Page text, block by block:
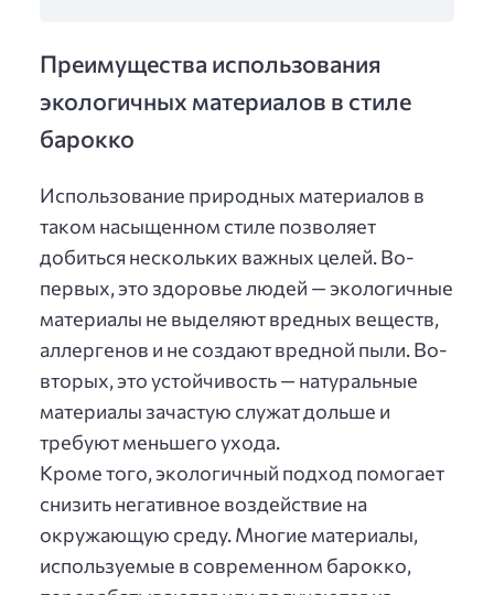
Преимущества использования
экологичных материалов в стиле
барокко
Использование природных материалов в
таком насыщенном стиле позволяет
добиться нескольких важных целей. Во-
первых, это здоровье людей — экологичные
материалы не выделяют вредных веществ,
аллергенов и не создают вредной пыли. Во-
вторых, это устойчивость — натуральные
материалы зачастую служат дольше и
требуют меньшего ухода.
Кроме того, экологичный подход помогает
снизить негативное воздействие на
окружающую среду. Многие материалы,
используемые в современном барокко,